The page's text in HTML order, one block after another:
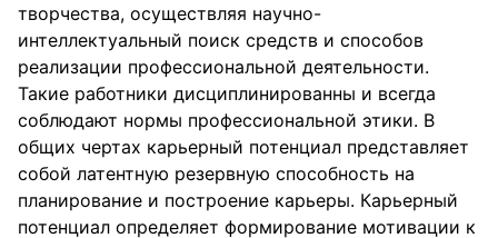
творчества, осуществляя научно-
интеллектуальный поиск средств и способов
реализации профессиональной деятельности.
Такие работники дисциплинированны и всегда
соблюдают нормы профессиональной этики. В
общих чертах карьерный потенциал представляет
собой латентную резервную способность на
планирование и построение карьеры. Карьерный
потенциал определяет формирование мотивации к